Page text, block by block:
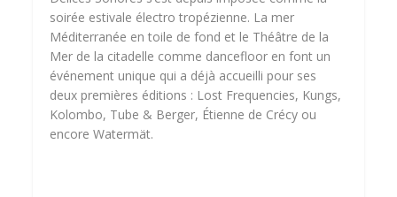
soirée estivale électro tropézienne. La mer
Méditerranée en toile de fond et le Théâtre de la
Mer de la citadelle comme dancefloor en font un
événement unique qui a déjà accueilli pour ses
deux premières éditions : Lost Frequencies, Kungs,
Kolombo, Tube & Berger, Étienne de Crécy ou
encore Watermät.